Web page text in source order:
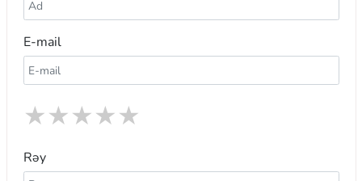
E-mail
★
★
★
★
★
Rəy